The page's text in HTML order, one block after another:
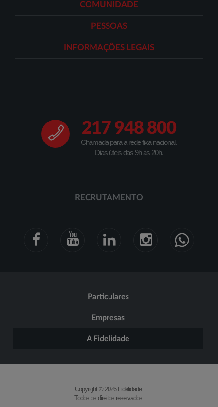
COMUNIDADE
PESSOAS
INFORMAÇÕES LEGAIS
217 948 800
Chamada para a rede fixa nacional.
Dias úteis das 9h às 20h.
RECRUTAMENTO
Particulares
Empresas
A Fidelidade
Copyright © 2026 Fidelidade.
Todos os direitos reservados.